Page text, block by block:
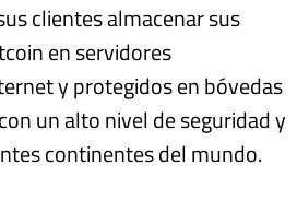
clientes almacenar sus
en servidores
y protegidos en bóvedas
un alto nivel de seguridad y
continentes del mundo.